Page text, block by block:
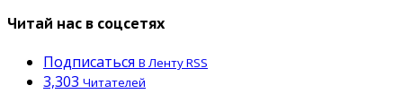
Читай нас в соцсетях
Подписаться В Ленту RSS
3,303 Читателей